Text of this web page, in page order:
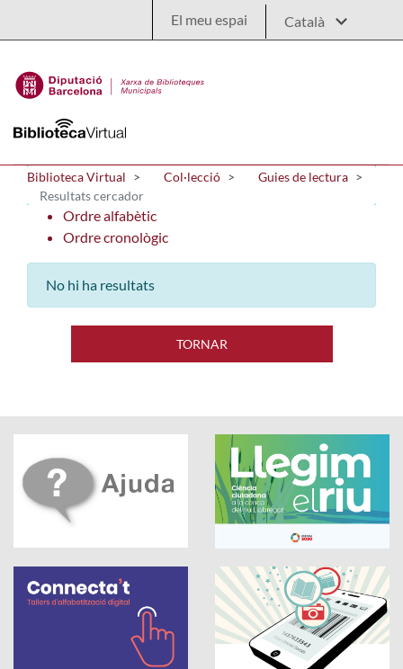
El meu espai
Biblioteca Virtual Col·lecció
Guies de lectura
Resultats cercador
Ordre alfabètic
Ordre cronològic
No hi ha resultats
TORNAR